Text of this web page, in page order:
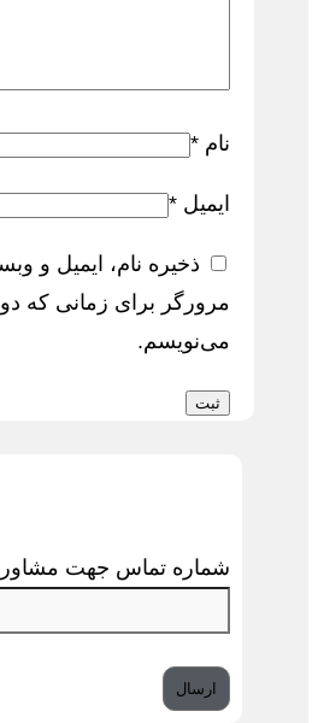
نام *
ایمیل *
ذخیره نام، ایمیل و
مرورگر برای زمانی که
می‌نویسم.
شماره تماس جهت